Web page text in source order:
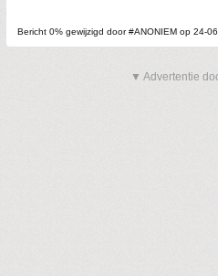
Bericht 0% gewijzigd door #ANONIEM op 24-
▼ Advertentie